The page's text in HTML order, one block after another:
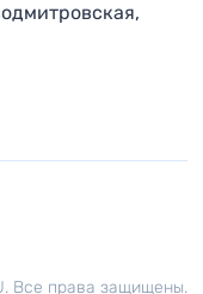
Все права защищены.